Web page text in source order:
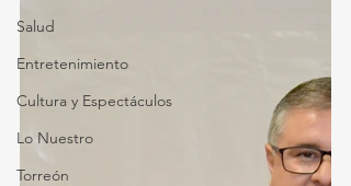
Salud
Entretenimiento
Cultura y Espectáculos
Lo Nuestro
Torreón